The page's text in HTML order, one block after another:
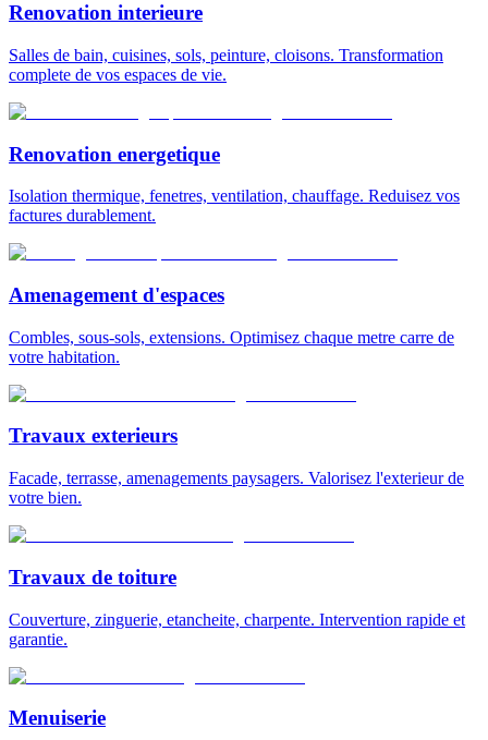
Renovation interieure
Salles de bain, cuisines, sols, peinture, cloisons. Transformation
complete de vos espaces de vie.
Renovation energetique
Isolation thermique, fenetres, ventilation, chauffage. Reduisez vos
factures durablement.
Amenagement d'espaces
Combles, sous-sols, extensions. Optimisez chaque metre carre de
votre habitation.
Travaux exterieurs
Facade, terrasse, amenagements paysagers. Valorisez l'exterieur de
votre bien.
Travaux de toiture
Couverture, zinguerie, etancheite, charpente. Intervention rapide et
garantie.
Menuiserie